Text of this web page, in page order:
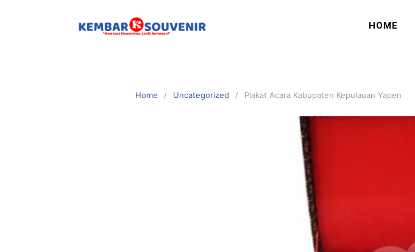
HOME
Home Uncategorized Plakat Acara Kabupaten Kepulauan Yapen